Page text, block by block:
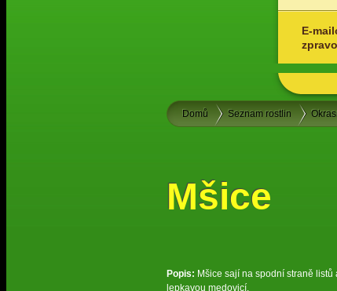
E-
Domů Seznam rostlin
Mšice
Popis: Mšice sají na spodní straně
lepkavou medovicí.